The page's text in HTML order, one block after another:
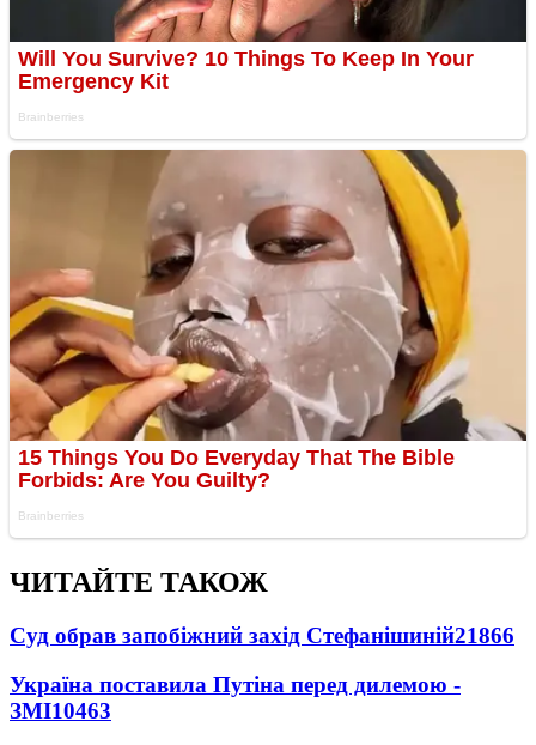
ЧИТАЙТЕ ТАКОЖ
Суд обрав запобіжний захід Стефанішиній21866
Україна поставила Путіна перед дилемою -
ЗМІ10463